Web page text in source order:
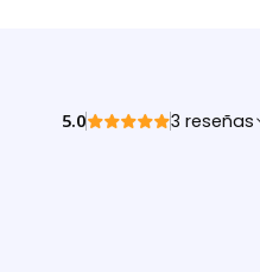
5.0 3 reseñas